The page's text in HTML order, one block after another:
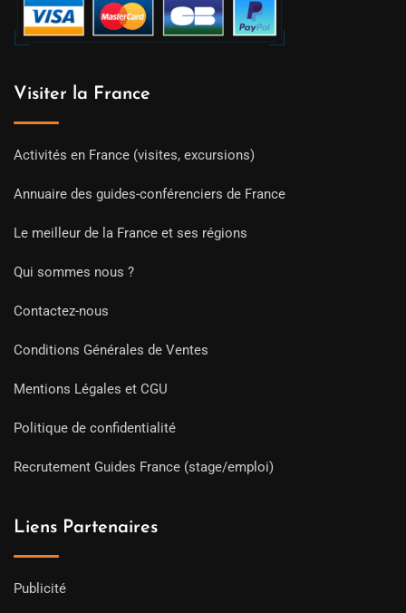
Visiter la France
Activités en France (visites, excursions)
Annuaire des guides-conférenciers de France
Le meilleur de la France et ses régions
Qui sommes nous ?
Contactez-nous
Conditions Générales de Ventes
Mentions Légales et CGU
Politique de confidentialité
Recrutement Guides France (stage/emploi)
Liens Partenaires
Publicité